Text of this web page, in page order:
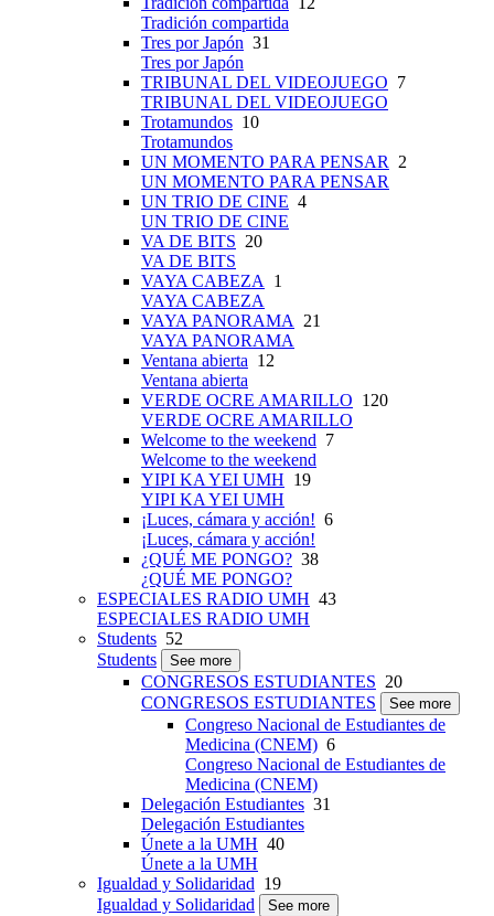
Tradición compartida
Tres por Japón 31
Tres por Japón
TRIBUNAL DEL VIDEOJUEGO 7
TRIBUNAL DEL VIDEOJUEGO
Trotamundos 10
Trotamundos
UN MOMENTO PARA PENSAR 2
UN MOMENTO PARA PENSAR
UN TRIO DE CINE 4
UN TRIO DE CINE
VA DE BITS 20
VA DE BITS
VAYA CABEZA 1
VAYA CABEZA
VAYA PANORAMA 21
VAYA PANORAMA
Ventana abierta 12
Ventana abierta
VERDE OCRE AMARILLO 120
VERDE OCRE AMARILLO
Welcome to the weekend 7
Welcome to the weekend
YIPI KA YEI UMH 19
YIPI KA YEI UMH
¡Luces, cámara y acción! 6
¡Luces, cámara y acción!
¿QUÉ ME PONGO? 38
¿QUÉ ME PONGO?
ESPECIALES RADIO UMH 43
ESPECIALES RADIO UMH
Students 52
Students
See more
CONGRESOS ESTUDIANTES 20
CONGRESOS ESTUDIANTES
See more
Congreso Nacional de Estudiantes de
Medicina (CNEM) 6
Congreso Nacional de Estudiantes de
Medicina (CNEM)
Delegación Estudiantes 31
Delegación Estudiantes
Únete a la UMH 40
Únete a la UMH
Igualdad y Solidaridad 19
Igualdad y Solidaridad
See more